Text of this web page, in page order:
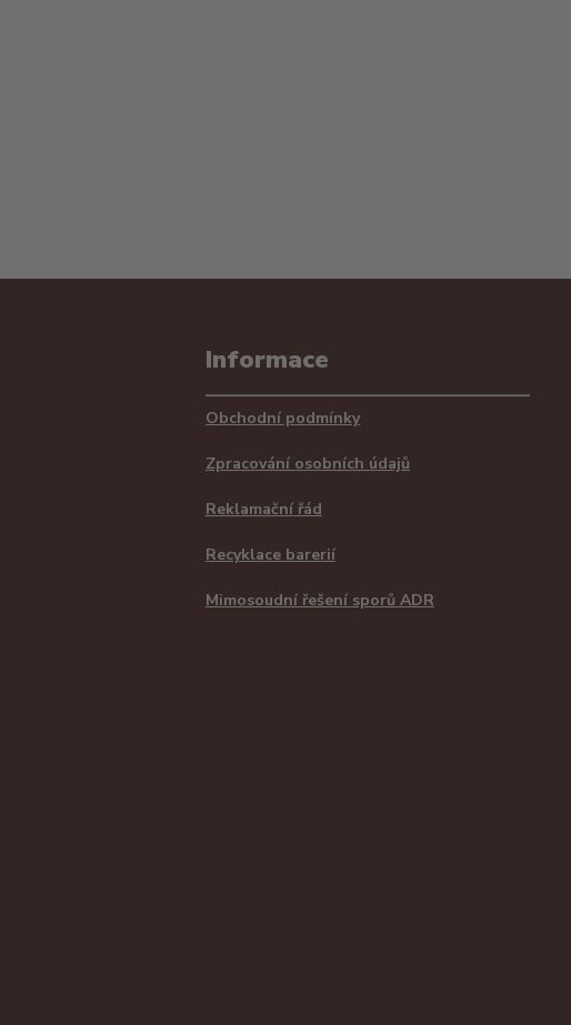
Informace
Obchodní podmínky
Zpracování osobních údajů
Reklamační řád
Recyklace barerií
Mimosoudní řešení sporů ADR